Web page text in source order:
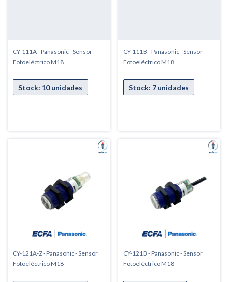
CY-111A - Panasonic - Sensor
Fotoeléctrico M18
CY-111B - Panasonic - Sensor
Fotoeléctrico M18
CY-121A-Z - Panasonic - Sensor
Fotoeléctrico M18
CY-121B - Panasonic - Sensor
Fotoeléctrico M18